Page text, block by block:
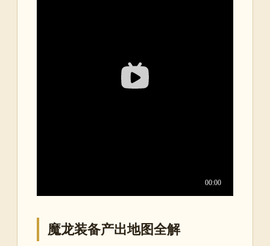
魔龙装备产出地图全解